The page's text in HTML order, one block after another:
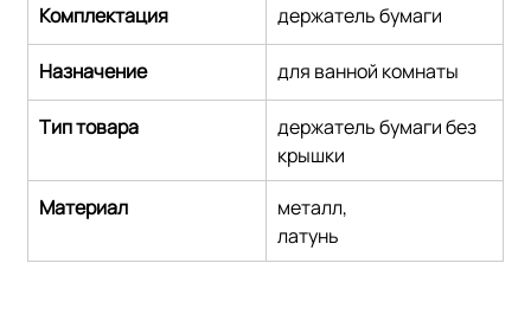
Комплектация держатель бумаги
Назначение для ванной комнаты
Тип товара
держатель бумаги без
крышки
Материал
металл,
латунь